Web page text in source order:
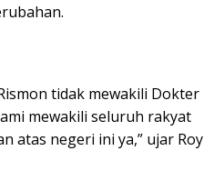
tidak mewakili Dokter
mewakili seluruh rakyat
atas negeri ini ya,” ujar Roy